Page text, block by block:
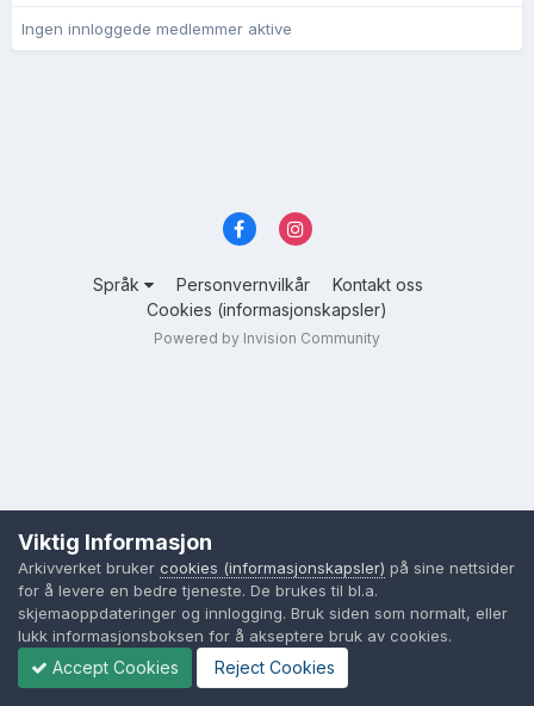
Ingen innloggede medlemmer aktive
Språk Personvernvilkår
Kontakt oss
Cookies (informasjonskapsler)
Powered by Invision Community
Viktig Informasjon
Arkivverket bruker cookies (informasjonskapsler) på sine nettsider
for å levere en bedre tjeneste. De brukes til bl.a.
skjemaoppdateringer og innlogging. Bruk siden som normalt, eller
lukk informasjonsboksen for å akseptere bruk av cookies.
Accept Cookies Reject Cookies